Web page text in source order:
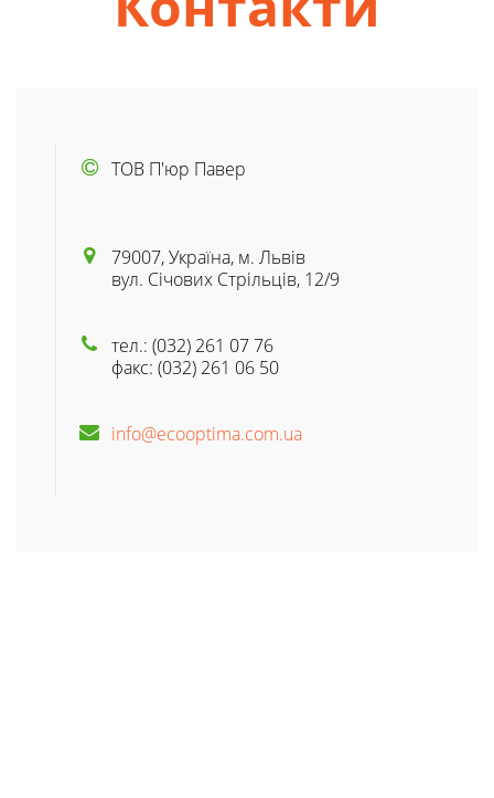
ТОВ П'юр Павер
79007, Україна, м. Львів
вул. Січових Стрільців, 12/9
тел.: (032) 261 07 76
факс: (032) 261 06 50
info@ecooptima.com.ua